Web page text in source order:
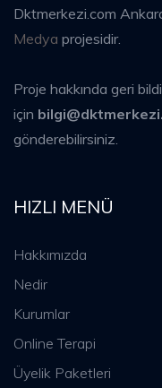
Dktmerkezi.com
Medya projesidir.
Proje hakkında geri
için
gönderebilirsiniz.
HIZLI MENÜ
Hakkımızda
Nedir
Kurumlar
Online Terapi
Üyelik Paketleri